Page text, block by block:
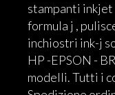
stampanti
formula j ,
inchiostri ink-j
HP -EPSON -
modelli. Tutti i